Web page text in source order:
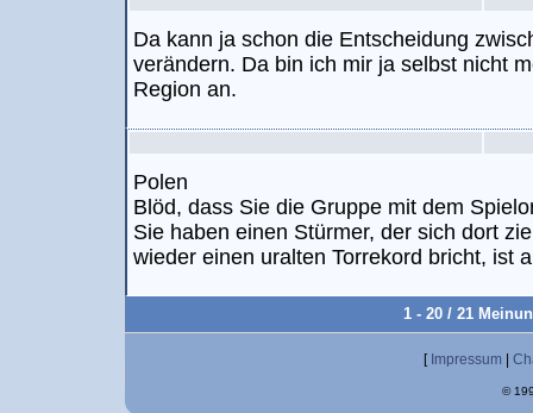
Da kann ja schon die Entscheidung
verändern. Da bin ich mir ja selbst nicht
Region an.
Polen
Blöd, dass Sie die Gruppe mit dem
Sie haben einen Stürmer, der sich dort
wieder einen uralten Torrekord bricht, ist
1 - 20 / 21
[ Impressum
©